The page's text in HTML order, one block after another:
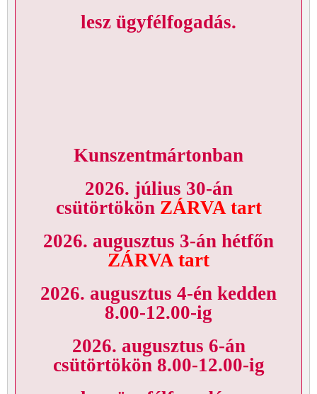
lesz ügyfélfogadás.
Kunszentmártonban
2026. július 30-án
csütörtökön ZÁRVA tart
2026. augusztus 3-án hétfőn
ZÁRVA tart
2026. augusztus 4-én kedden
8.00-12.00-ig
2026. augusztus 6-án
csütörtökön 8.00-12.00-ig